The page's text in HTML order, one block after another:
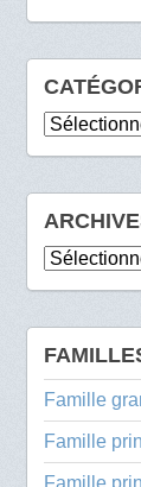
Catégories
Archives
Famille
Famille
Famille